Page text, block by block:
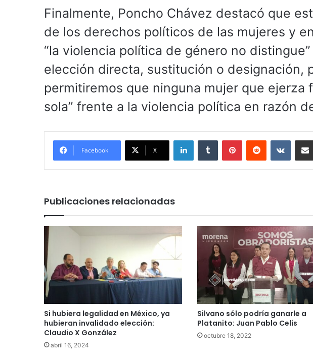
Finalmente, Poncho Chávez destacó que
de los derechos políticos de las mujeres y
“la violencia política de género no
elección directa, sustitución o designación,
permitiremos que ninguna mujer que ejerza
sola” frente a la violencia política en razón
Facebook X
LinkedInTumblr PinterestReddit
Publicaciones relacionadas
Si hubiera legalidad en México, ya
hubieran invalidado elección:
Claudio X González
abril 16, 2024
Silvano sólo podría ganarle a
Platanito: Juan Pablo Celis
octubre 18, 2022